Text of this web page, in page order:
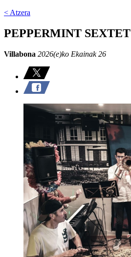
< Atzera
PEPPERMINT SEXTET
Villabona 2026(e)ko Ekainak 26